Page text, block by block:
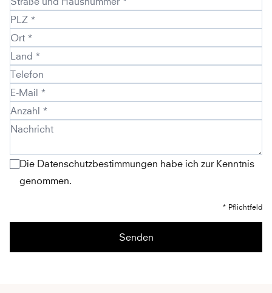
Die Datenschutzbestimmungen habe ich zur Kenntnis
genommen.
* Pflichtfeld
Senden